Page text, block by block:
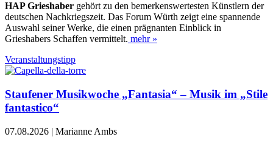
HAP Grieshaber gehört zu den bemerkenswertesten Künstlern der
deutschen Nachkriegszeit. Das Forum Würth zeigt eine spannende
Auswahl seiner Werke, die einen prägnanten Einblick in
Grieshabers Schaffen vermittelt. mehr »
Veranstaltungstipp
Staufener Musikwoche „Fantasia“ – Musik im „Stile
fantastico“
07.08.2026 | Marianne Ambs